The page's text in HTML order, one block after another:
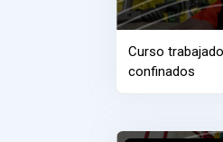
Curso
confinados